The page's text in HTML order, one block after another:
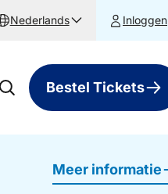
Nederlands Inloggen
Bestel Tickets
Meer informatie